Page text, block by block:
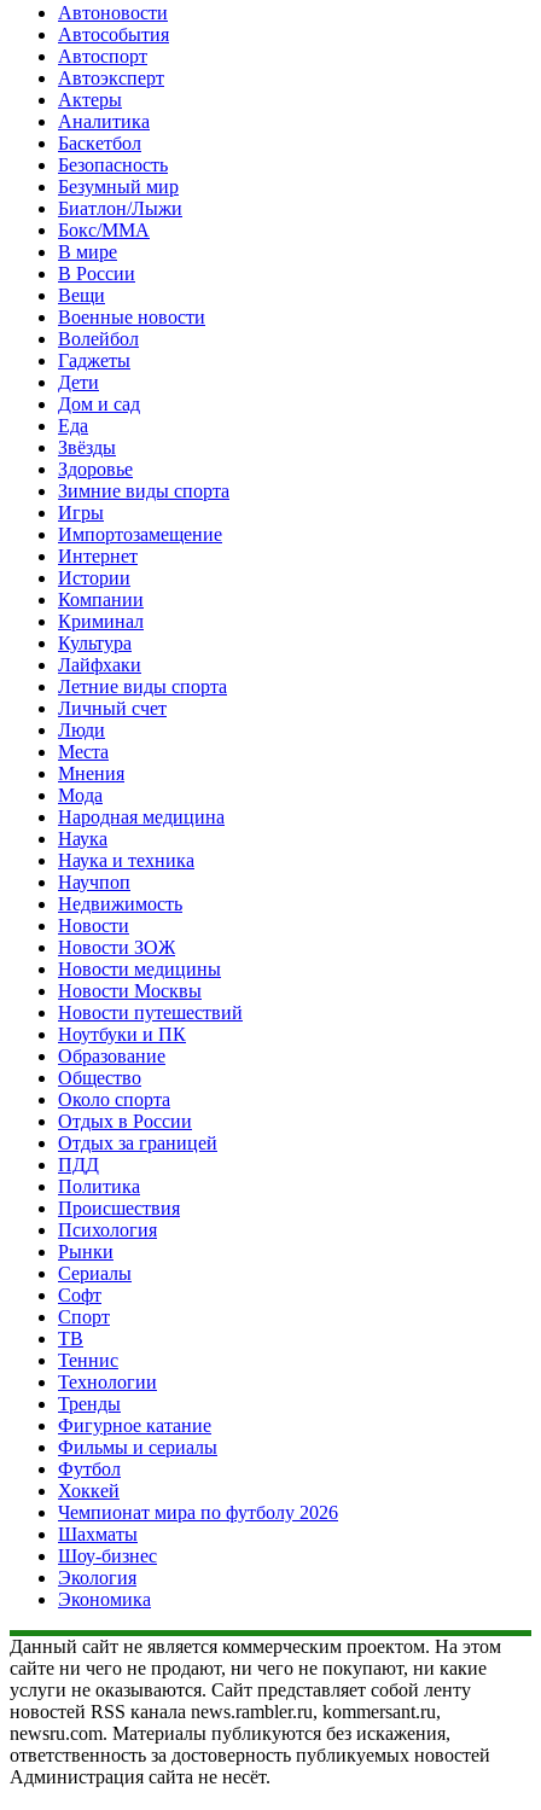
Автоновости
Автособытия
Автоспорт
Автоэксперт
Актеры
Аналитика
Баскетбол
Безопасность
Безумный мир
Биатлон/Лыжи
Бокс/MMA
В мире
В России
Вещи
Военные новости
Волейбол
Гаджеты
Дети
Дом и сад
Еда
Звёзды
Здоровье
Зимние виды спорта
Игры
Импортозамещение
Интернет
Истории
Компании
Криминал
Культура
Лайфхаки
Летние виды спорта
Личный счет
Люди
Места
Мнения
Мода
Народная медицина
Наука
Наука и техника
Научпоп
Недвижимость
Новости
Новости ЗОЖ
Новости медицины
Новости Москвы
Новости путешествий
Ноутбуки и ПК
Образование
Общество
Около спорта
Отдых в России
Отдых за границей
ПДД
Политика
Происшествия
Психология
Рынки
Сериалы
Софт
Спорт
ТВ
Теннис
Технологии
Тренды
Фигурное катание
Фильмы и сериалы
Футбол
Хоккей
Чемпионат мира по футболу 2026
Шахматы
Шоу-бизнес
Экология
Экономика
Данный сайт не является коммерческим проектом. На этом
сайте ни чего не продают, ни чего не покупают, ни какие
услуги не оказываются. Сайт представляет собой ленту
новостей RSS канала news.rambler.ru, kommersant.ru,
newsru.com. Материалы публикуются без искажения,
ответственность за достоверность публикуемых новостей
Администрация сайта не несёт.